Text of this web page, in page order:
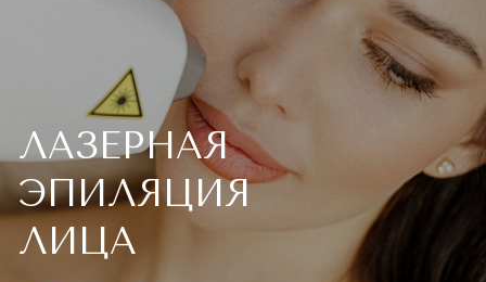
ЛАЗЕРНАЯ
ЭПИЛЯЦИЯ
ЛИЦА